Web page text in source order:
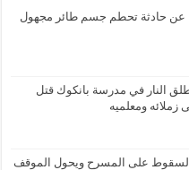
عن حادثة تحطم جسم طائر مجهول
النار في مدرسة بانكوك قتل
زملائه ومعلميه
على المسرح ويحول الموقف